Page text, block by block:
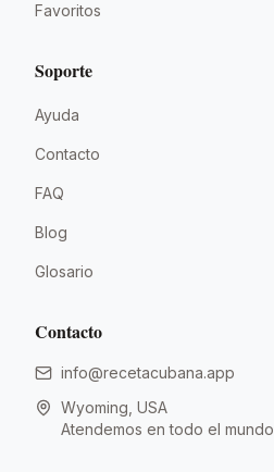
Favoritos
Soporte
Ayuda
Contacto
FAQ
Blog
Glosario
Contacto
info@recetacubana.app
Wyoming, USA
Atendemos en todo el mundo